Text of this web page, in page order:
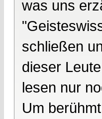
was uns
schließen
dieser
lesen nur
Um